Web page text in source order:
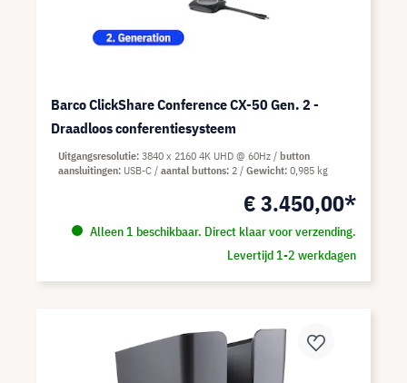
Barco ClickShare Conference CX-50 Gen. 2 -
Draadloos conferentiesysteem
€ 3.450,00*
Alleen 1 beschikbaar. Direct klaar voor verzending.
Levertijd 1-2 werkdagen
Uitgangsresolutie 3840 x 2160 4K UHD @ 60Hz
button
aansluitingen USB-C aantal buttons 2 Gewicht 0,985 kg